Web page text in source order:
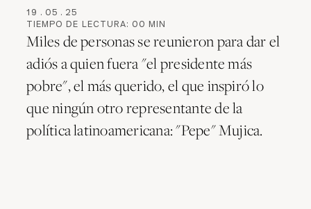
19 . 05 . 25
TIEMPO DE LECTURA: 00 MIN
Miles de personas se reunieron para dar el
adiós a quien fuera "el presidente más
pobre", el más querido, el que inspiró lo
que ningún otro representante de la
política latinoamericana: "Pepe" Mujica.